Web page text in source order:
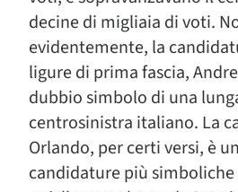
decine di migliaia di voti.
evidentemente, la
ligure di prima fascia,
dubbio simbolo di una
centrosinistra italiano. La
Orlando, per certi versi, è
candidature più simboliche